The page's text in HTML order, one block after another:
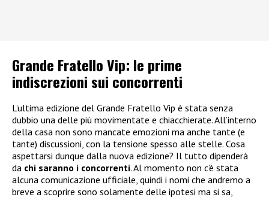
Grande Fratello Vip: le prime
indiscrezioni sui concorrenti
L’ultima edizione del Grande Fratello Vip è stata senza
dubbio una delle più movimentate e chiacchierate. All’interno
della casa non sono mancate emozioni ma anche tante (e
tante) discussioni, con la tensione spesso alle stelle. Cosa
aspettarsi dunque dalla nuova edizione? Il tutto dipenderà
da chi saranno i concorrenti. Al momento non c’è stata
alcuna comunicazione ufficiale, quindi i nomi che andremo a
breve a scoprire sono solamente delle ipotesi ma si sa,